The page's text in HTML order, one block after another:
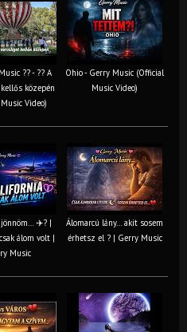
?? - ?? A
közepén
Video)
Ohio - Gerry Music (Official
Music Video)
✈️? |
álom volt |
Music
Álomarcú lány… akit sosem
érhetsz el ? | Gerry Music